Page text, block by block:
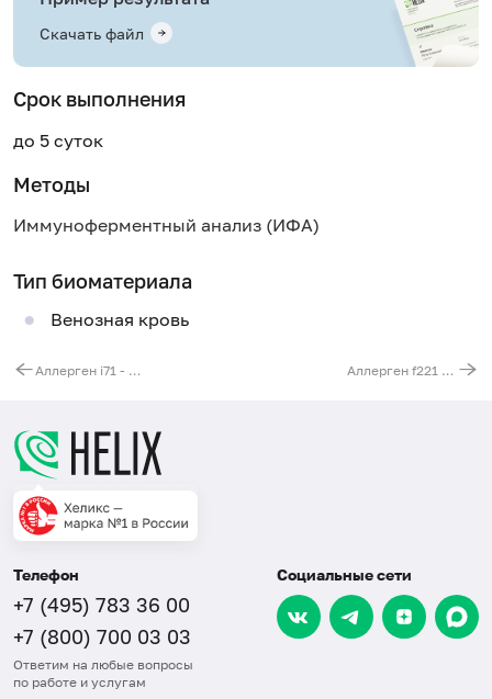
Скачать файл
Срок выполнения
до 5 суток
Методы
Иммуноферментный анализ (ИФА)
Тип биоматериала
Венозная кровь
Аллерген i71 - комар, IgE Аллерген f221 - кофе, IgE
Телефон
+7 (495) 783 36 00
+7 (800) 700 03 03
Ответим на любые вопросы
по работе и услугам
Социальные сети